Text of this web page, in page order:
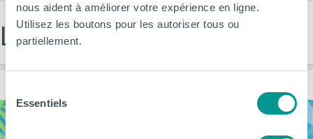
nous aident à améliorer votre expérience en ligne.
Utilisez les boutons pour les autoriser tous ou
partiellement.
du
consentement
Essentiels
Les dernières news